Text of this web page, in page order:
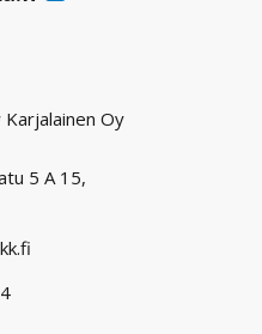
Oy
5 A 15,